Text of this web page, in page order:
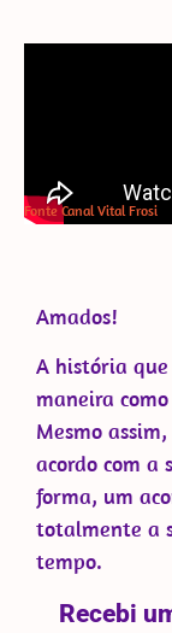
Fonte Canal Vital Frosi
Amados!
A história
maneira
Mesmo
acordo com a
forma, um
totalmente a
tempo.
Recebi